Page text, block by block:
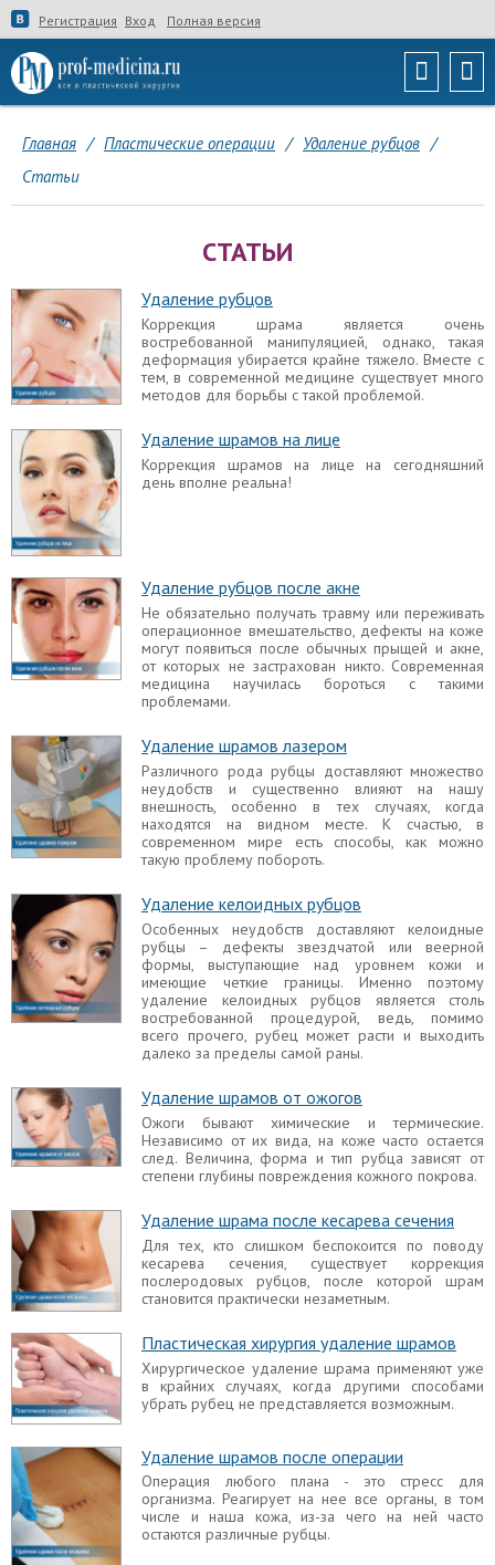
Регистрация Вход Полная версия
Главная / Пластические операции / Удаление рубцов /
Статьи
СТАТЬИ
Удаление рубцов
Коррекция шрама является очень
востребованной манипуляцией, однако, такая
деформация убирается крайне тяжело. Вместе с
тем, в современной медицине существует много
методов для борьбы с такой проблемой.
Удаление шрамов на лице
Коррекция шрамов на лице на сегодняшний
день вполне реальна!
Удаление рубцов после акне
Не обязательно получать травму или переживать
операционное вмешательство, дефекты на коже
могут появиться после обычных прыщей и акне,
от которых не застрахован никто. Современная
медицина научилась бороться с такими
проблемами.
Удаление шрамов лазером
Различного рода рубцы доставляют множество
неудобств и существенно влияют на нашу
внешность, особенно в тех случаях, когда
находятся на видном месте. К счастью, в
современном мире есть способы, как можно
такую проблему побороть.
Удаление келоидных рубцов
Особенных неудобств доставляют келоидные
рубцы – дефекты звездчатой или веерной
формы, выступающие над уровнем кожи и
имеющие четкие границы. Именно поэтому
удаление келоидных рубцов является столь
востребованной процедурой, ведь, помимо
всего прочего, рубец может расти и выходить
далеко за пределы самой раны.
Удаление шрамов от ожогов
Ожоги бывают химические и термические.
Независимо от их вида, на коже часто остается
след. Величина, форма и тип рубца зависят от
степени глубины повреждения кожного покрова.
Удаление шрама после кесарева сечения
Для тех, кто слишком беспокоится по поводу
кесарева сечения, существует коррекция
послеродовых рубцов, после которой шрам
становится практически незаметным.
Пластическая хирургия удаление шрамов
Хирургическое удаление шрама применяют уже
в крайних случаях, когда другими способами
убрать рубец не представляется возможным.
Удаление шрамов после операции
Операция любого плана - это стресс для
организма. Реагирует на нее все органы, в том
числе и наша кожа, из-за чего на ней часто
остаются различные рубцы.